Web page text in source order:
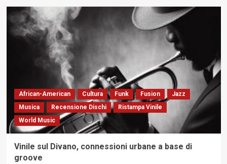
su
«Eagle’s
di
Chris
Potter:
un
incontro
al
vertice
fra
giganti
che
si
sul
African-American Cultura Funk Fusion
Jazz
Musica
Recensione Dischi
Ristampa Vinile
World Music
Vinile sul Divano, connessioni urbane a base di
groove